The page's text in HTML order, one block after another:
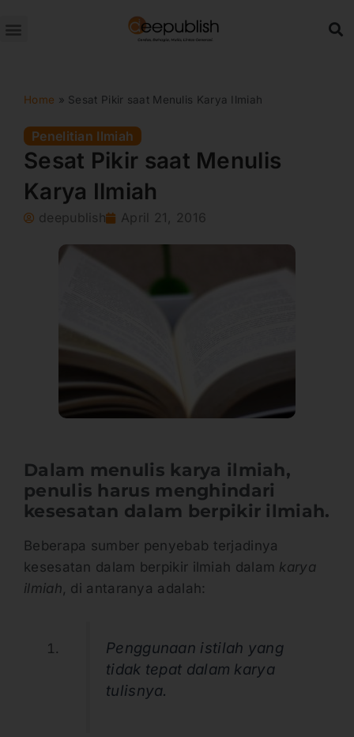
ke
Home » Sesat Pikir saat Menulis Karya Ilmiah
Penelitian Ilmiah
Sesat Pikir saat Menulis
Karya Ilmiah
deepublish April 21, 2016
Dalam menulis karya ilmiah,
penulis harus menghindari
kesesatan dalam berpikir ilmiah.
Beberapa sumber penyebab terjadinya
kesesatan dalam berpikir ilmiah dalam karya
ilmiah , di antaranya adalah:
Penggunaan istilah yang
tidak tepat dalam karya
tulisnya.